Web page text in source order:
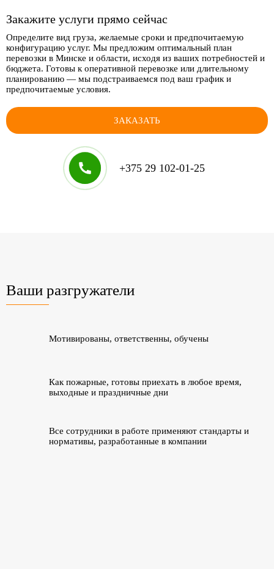
Закажите услуги прямо сейчас
Определите вид груза, желаемые сроки и предпочитаемую
конфигурацию услуг. Мы предложим оптимальный план
перевозки в Минске и области, исходя из ваших потребностей и
бюджета. Готовы к оперативной перевозке или длительному
планированию — мы подстраиваемся под ваш график и
предпочитаемые условия.
ЗАКАЗАТЬ
+375 29 102-01-25
Ваши разгружатели
Мотивированы, ответственны, обучены
Как пожарные, готовы приехать в любое время,
выходные и праздничные дни
Все сотрудники в работе применяют стандарты и
нормативы, разработанные в компании